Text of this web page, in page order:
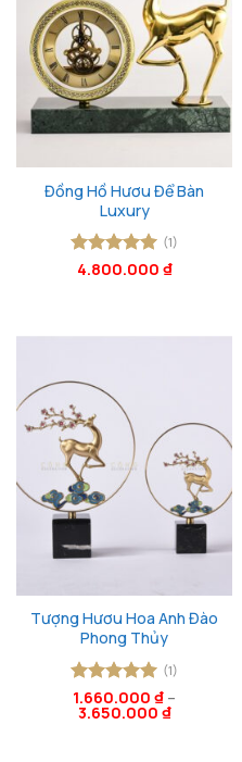
Đồng Hồ Hươu Để Bàn
Luxury
Được xếp
(1)
4.800.000 ₫
Tượng Hươu Hoa Anh Đào
Phong Thủy
Được xếp
hạng55
(1)
1.660.000 ₫ –
3.650.000 ₫